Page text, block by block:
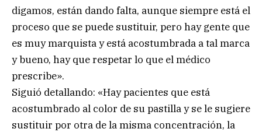
digamos, están dando falta, aunque siempre está el
proceso que se puede sustituir, pero hay gente que
es muy marquista y está acostumbrada a tal marca
y bueno, hay que respetar lo que el médico
prescribe».
Siguió detallando: «Hay pacientes que está
acostumbrado al color de su pastilla y se le sugiere
sustituir por otra de la misma concentración, la